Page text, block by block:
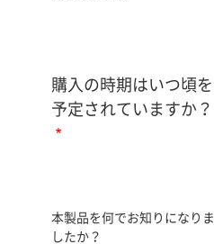
購入の時期はいつ頃を
予定されていますか？
本製品を何でお知りになりま
したか？